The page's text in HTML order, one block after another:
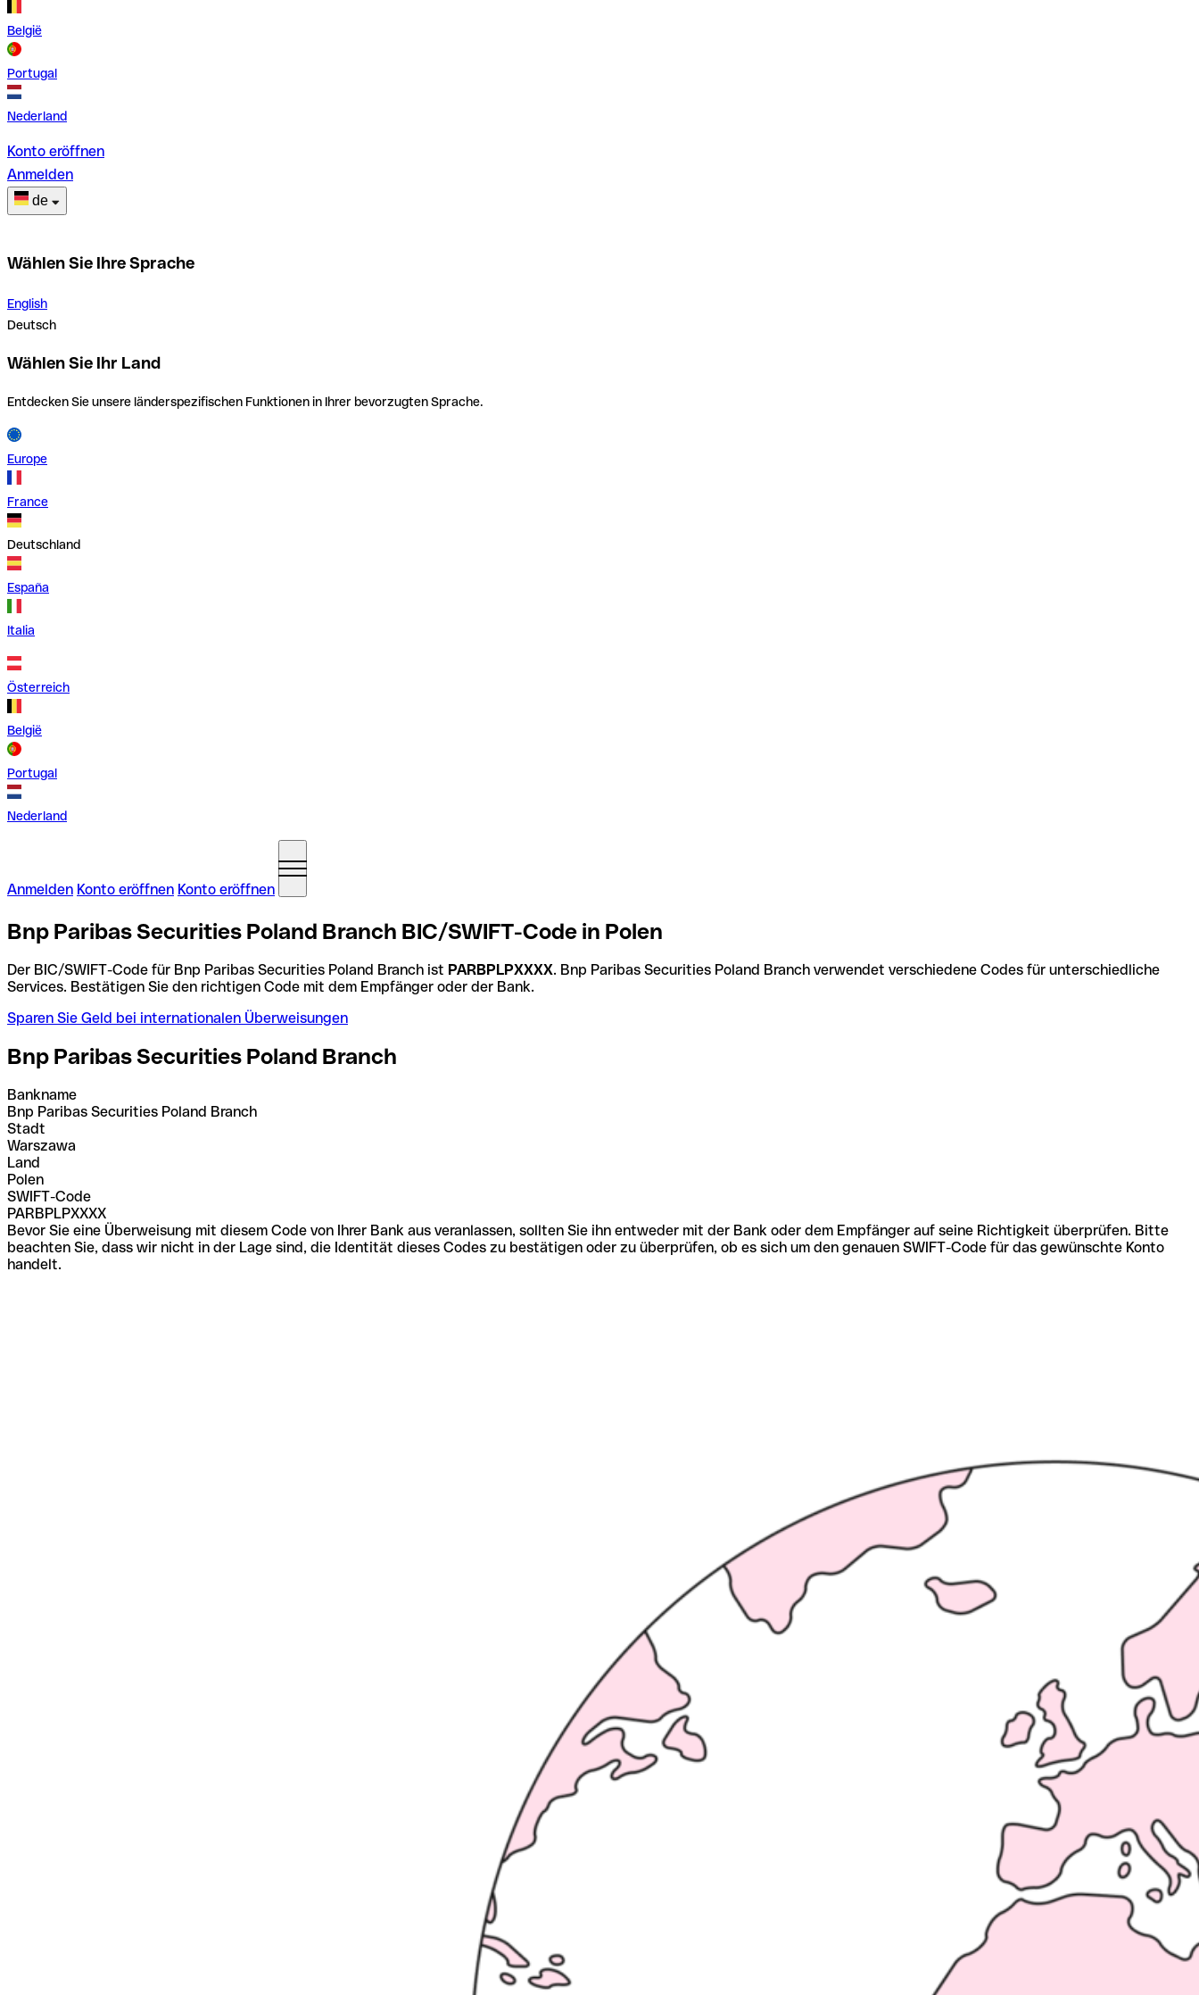
België
Portugal
Nederland
Konto eröffnen
Anmelden
de
Wählen Sie Ihre Sprache
English
Deutsch
Wählen Sie Ihr Land
Entdecken Sie unsere länderspezifischen Funktionen in Ihrer bevorzugten Sprache.
Europe
France
Deutschland
España
Italia
Österreich
België
Portugal
Nederland
Anmelden Konto eröffnen Konto eröffnen
Bnp Paribas Securities Poland Branch BIC/SWIFT-Code in Polen
Der BIC/SWIFT-Code für Bnp Paribas Securities Poland Branch ist PARBPLPXXXX. Bnp Paribas Securities Poland Branch verwendet verschiedene Codes für unterschiedliche
Services. Bestätigen Sie den richtigen Code mit dem Empfänger oder der Bank.
Sparen Sie Geld bei internationalen Überweisungen
Bnp Paribas Securities Poland Branch
Bankname
Bnp Paribas Securities Poland Branch
Stadt
Warszawa
Land
Polen
SWIFT-Code
PARBPLPXXXX
Bevor Sie eine Überweisung mit diesem Code von Ihrer Bank aus veranlassen, sollten Sie ihn entweder mit der Bank oder dem Empfänger auf seine Richtigkeit überprüfen. Bitte
beachten Sie, dass wir nicht in der Lage sind, die Identität dieses Codes zu bestätigen oder zu überprüfen, ob es sich um den genauen SWIFT-Code für das gewünschte Konto
handelt.